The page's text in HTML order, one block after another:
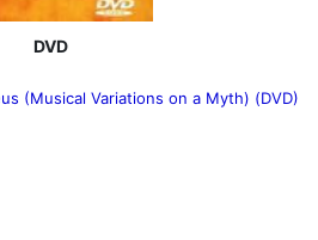
DVD
(Musical Variations on a Myth) (DVD)